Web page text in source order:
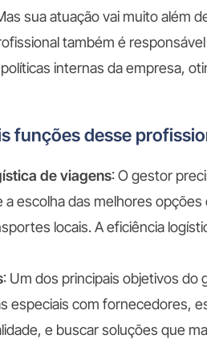
sua atuação vai muito além
também é
internas da empresa,
funções desse
de viagens: O gestor
a escolha das melhores
locais. A eficiência
: Um dos principais objetivos do
especiais com fornecedores,
e buscar soluções que